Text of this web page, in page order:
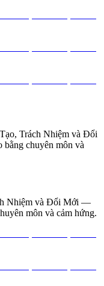
Trách Nhiệm và Đổi
chuyên môn và
Nhiệm và Đổi Mới —
môn và cảm hứng.